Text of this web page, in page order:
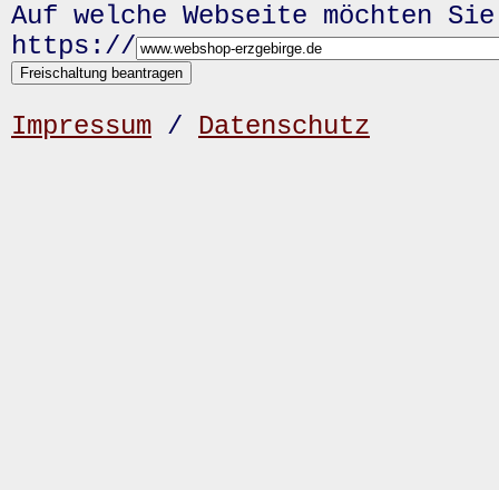
Auf welche Webseite möchten
https://
Impressum / Datenschutz